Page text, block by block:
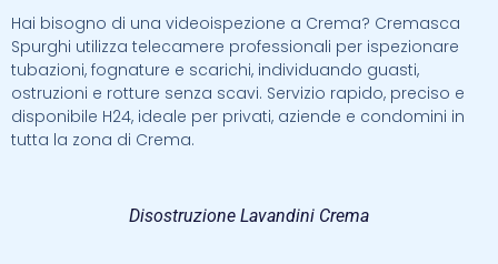
Hai bisogno di una videoispezione a Crema? Cremasca
Spurghi utilizza telecamere professionali per ispezionare
tubazioni, fognature e scarichi, individuando guasti,
ostruzioni e rotture senza scavi. Servizio rapido, preciso e
disponibile H24, ideale per privati, aziende e condomini in
tutta la zona di Crema.
Disostruzione Lavandini Crema